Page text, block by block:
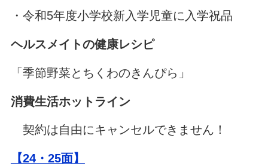
・令和5年度小学校新入学児童に入学祝品
ヘルスメイトの健康レシピ
「季節野菜とちくわのきんぴら」
消費生活ホットライン
契約は自由にキャンセルできません！
【24・25面】